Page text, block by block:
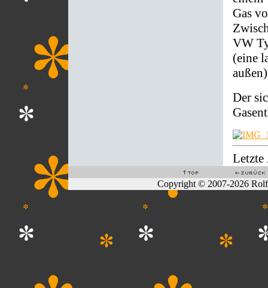
Gas
VW
(eine
Der
Letzte
Copyright © 2007-2026